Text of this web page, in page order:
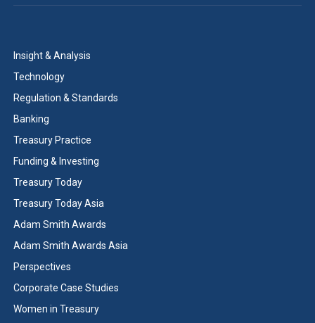
Insight & Analysis
Technology
Regulation & Standards
Banking
Treasury Practice
Funding & Investing
Treasury Today
Treasury Today Asia
Adam Smith Awards
Adam Smith Awards Asia
Perspectives
Corporate Case Studies
Women in Treasury